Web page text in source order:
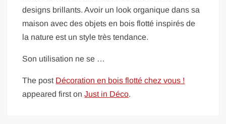
designs brillants. Avoir un look organique dans sa
maison avec des objets en bois flotté inspirés de
la nature est un style très tendance.
Son utilisation ne se …
The post Décoration en bois flotté chez vous !
appeared first onJust in Déco.